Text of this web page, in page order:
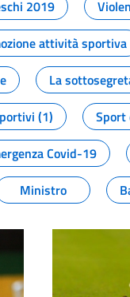
2019
attività sportiva
La
(1)
Sport
Covid-19
Ministro